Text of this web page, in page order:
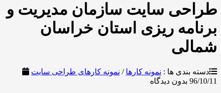
سایت سازمان مدیریت و
ریزی استان خراسان
بندی ها :نمونه کارها/نمونه کارهای طراحی سایت
بدون دیدگاه